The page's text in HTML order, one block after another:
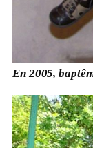
En 2005,